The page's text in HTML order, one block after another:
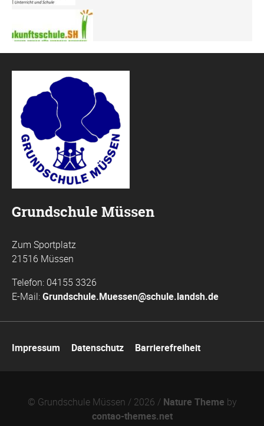
Grundschule Müssen
Zum Sportplatz
21516 Müssen
Telefon: 04155 3326
E-Mail:Grundschule.Muessen@schule.landsh.de
überspringen
Impressum Datenschutz Barrierefreiheit
© Grundschule Müssen / 2026 / Nature Theme by
contao-themes.net